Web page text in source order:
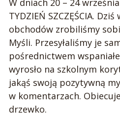
TYDZIEŃ SZCZĘŚCIA.
obchodów zrobiliśmy
Myśli. Przesyłaliśmy je
pośrednictwem
wyrosło na szkolnym
jakąś swoją pozytywną
w komentarzach.
drzewko.